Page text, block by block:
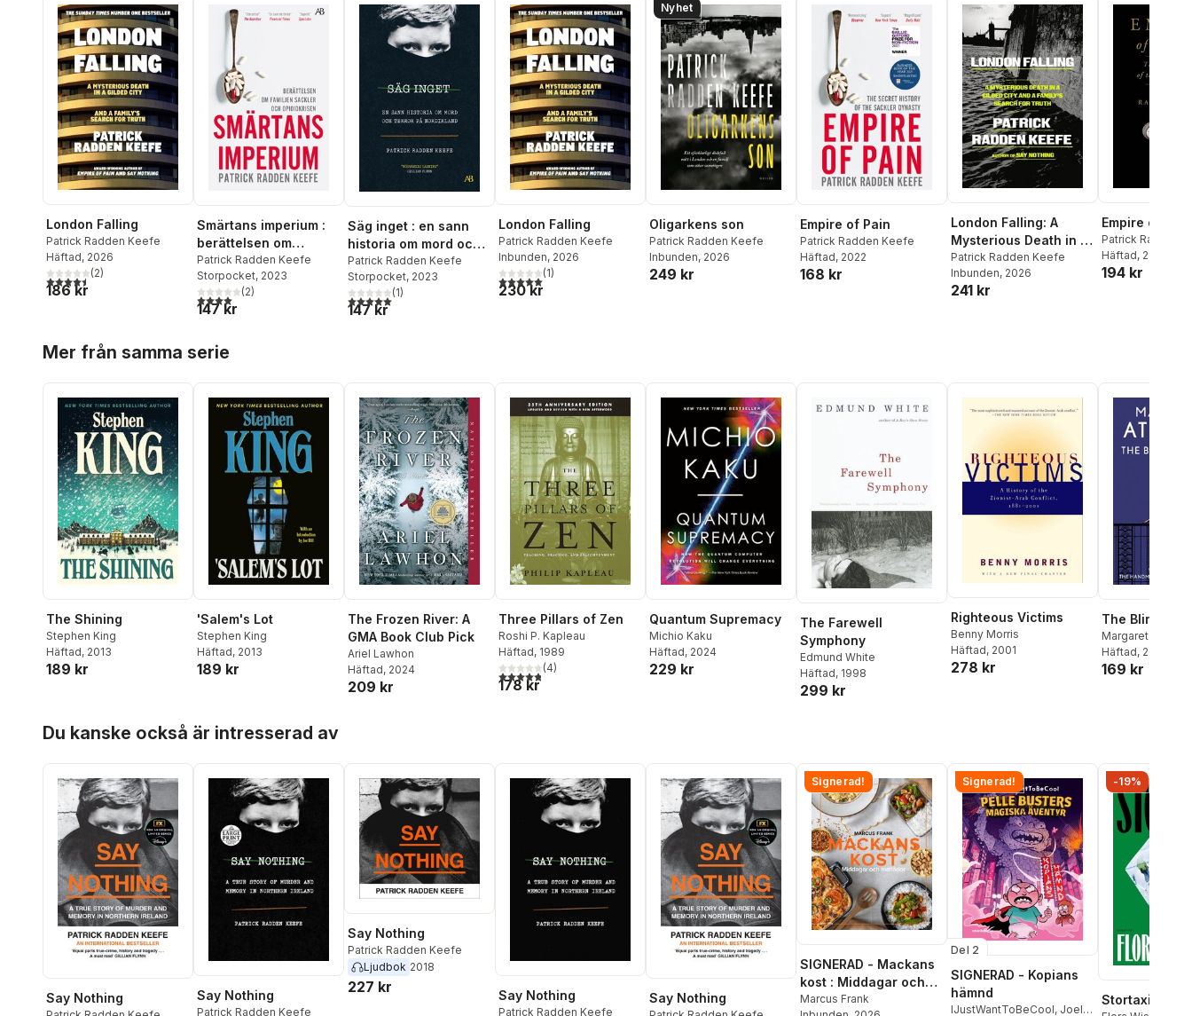
London Falling
Patrick Radden Keefe
Häftad, 2026
4,5utav 5 stjärnor. Totalt antal röster:
(2)
186 kr
Smärtans imperium :
berättelsen om
familjen Sackler och
opioidkrisen
Patrick Radden Keefe
Storpocket, 2023
4,0utav 5 stjärnor. Totalt antal röster:
(2)
147 kr
Säg inget : en sann
historia om mord och
terror på Nordirland
Patrick Radden Keefe
Storpocket, 2023
5,0utav 5 stjärnor. Totalt antal röster:
(1)
147 kr
London Falling
Patrick Radden Keefe
Inbunden, 2026
5,0utav 5 stjärnor. Totalt antal röster:
(1)
230 kr
Nyhet
Oligarkens son
Patrick Radden Keefe
Inbunden, 2026
249 kr
Empire of Pain
Patrick Radden Keefe
Häftad, 2022
168 kr
London Falling: A
Mysterious Death in a
Gilded City and a
Family's Search for
Truth
Patrick Radden Keefe
Inbunden, 2026
241 kr
Empire of Pain
Patrick Radden
Häftad, 2022
194 kr
Mer från samma serie
The Shining
Stephen King
Häftad, 2013
189 kr
'Salem's Lot
Stephen King
Häftad, 2013
189 kr
The Frozen River: A
GMA Book Club Pick
Ariel Lawhon
Häftad, 2024
209 kr
Three Pillars of Zen
Roshi P. Kapleau
Häftad, 1989
4,8utav 5 stjärnor. Totalt antal röster:
(4)
178 kr
Quantum Supremacy
Michio Kaku
Häftad, 2024
229 kr
The Farewell
Symphony
Edmund White
Häftad, 1998
299 kr
Righteous Victims
Benny Morris
Häftad, 2001
278 kr
The Blind
Margaret Atwood
Häftad, 2001
169 kr
Du kanske också är intresserad av
Say Nothing Say Nothing
Patrick Radden Keefe
Say Nothing
Patrick Radden Keefe
Ljudbok 2018
227 kr
Say Nothing
Patrick Radden Keefe
Say Nothing
Signerad!
SIGNERAD - Mackans
kost : Middagar och
matlådor
Marcus Frank
Signerad!
Del 2
SIGNERAD - Kopians
hämnd
IJustWantToBeCool, Joel
-19%
Stortaxi